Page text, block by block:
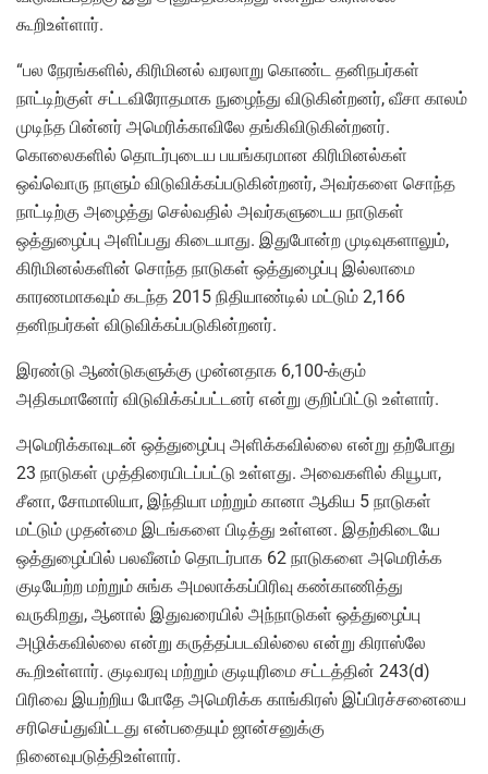
கூறிஉள்ளார்.
“பல நேரங்களில், கிரிமினல் வரலாறு கொண்ட தனிநபர்கள்
நாட்டிற்குள் சட்டவிரோதமாக நுழைந்து விடுகின்றனர், வீசா காலம்
முடிந்த பின்னர் அமெரிக்காவிலே தங்கிவிடுகின்றனர்.
கொலைகளில் தொடர்புடைய பயங்கரமான கிரிமினல்கள்
ஒவ்வொரு நாளும் விடுவிக்கப்படுகின்றனர், அவர்களை சொந்த
நாட்டிற்கு அழைத்து செல்வதில் அவர்களுடைய நாடுகள்
ஒத்துழைப்பு அளிப்பது கிடையாது. இதுபோன்ற முடிவுகளாலும்,
கிரிமினல்களின் சொந்த நாடுகள் ஒத்துழைப்பு இல்லாமை
காரணமாகவும் கடந்த 2015 நிதியாண்டில் மட்டும் 2,166
தனிநபர்கள் விடுவிக்கப்படுகின்றனர்.
இரண்டு ஆண்டுகளுக்கு முன்னதாக 6,100-க்கும்
அதிகமானோர் விடுவிக்கப்பட்டனர் என்று குறிப்பிட்டு உள்ளார்.
அமெரிக்காவுடன் ஒத்துழைப்பு அளிக்கவில்லை என்று தற்போது
23 நாடுகள் முத்திரையிடப்பட்டு உள்ளது. அவைகளில் கியூபா,
சீனா, சோமாலியா, இந்தியா மற்றும் கானா ஆகிய 5 நாடுகள்
மட்டும் முதன்மை இடங்களை பிடித்து உள்ளன. இதற்கிடையே
ஒத்துழைப்பில் பலவீனம் தொடர்பாக 62 நாடுகளை அமெரிக்க
குடியேற்ற மற்றும் சுங்க அமலாக்கப்பிரிவு கண்காணித்து
வருகிறது, ஆனால் இதுவரையில் அந்நாடுகள் ஒத்துழைப்பு
அழிக்கவில்லை என்று கருத்தப்படவில்லை என்று கிராஸ்லே
கூறிஉள்ளார். குடிவரவு மற்றும் குடியுரிமை சட்டத்தின் 243(d)
பிரிவை இயற்றிய போதே அமெரிக்க காங்கிரஸ் இப்பிரச்சனையை
சரிசெய்துவிட்டது என்பதையும் ஜான்சனுக்கு
நினைவுபடுத்திஉள்ளார்.